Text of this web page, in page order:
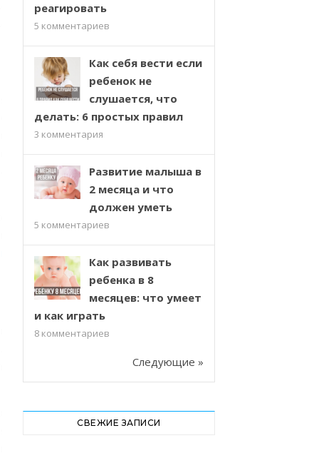
реагировать
5 комментариев
Как себя вести если
ребенок не
слушается, что
делать: 6 простых правил
3 комментария
Развитие малыша в
2 месяца и что
должен уметь
5 комментариев
Как развивать
ребенка в 8
месяцев: что умеет
и как играть
8 комментариев
Следующие »
СВЕЖИЕ ЗАПИСИ